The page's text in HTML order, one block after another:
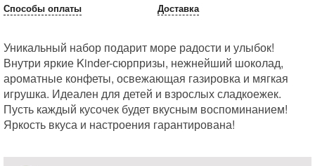
Способы оплаты Доставка
Уникальный набор подарит море радости и улыбок!
Внутри яркие Kinder-сюрпризы, нежнейший шоколад,
ароматные конфеты, освежающая газировка и мягкая
игрушка. Идеален для детей и взрослых сладкоежек.
Пусть каждый кусочек будет вкусным воспоминанием!
Яркость вкуса и настроения гарантирована!